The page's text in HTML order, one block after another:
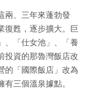
兩、三年來蓬勃發
復甦，逐步擴大。巨
、「仕女池」、「養
投資的那魯灣飯店改
的「國際飯店」改為
有三個溫泉據點。